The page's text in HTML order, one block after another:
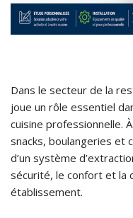
Dans le secteur de la
joue un rôle essentiel
cuisine professionnelle.
snacks, boulangeries et
d’un système
sécurité, le confort et la
établissement.